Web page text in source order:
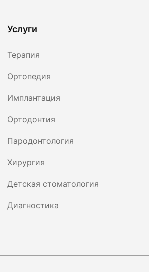
Услуги
Терапия
Ортопедия
Имплантация
Ортодонтия
Пародонтология
Хирургия
Детская стоматология
Диагностика